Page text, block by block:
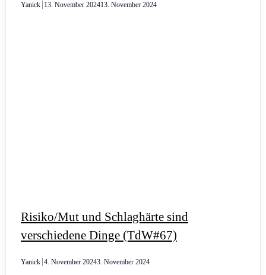
Yanick 13. November 202413. November 2024
Risiko/Mut und Schlaghärte sind
verschiedene Dinge (TdW#67)
Yanick 4. November 20243. November 2024